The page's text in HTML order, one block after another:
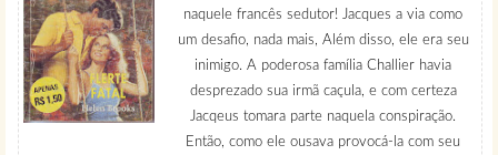
naquele francês sedutor! Jacques a via como
um desafio, nada mais, Além disso, ele era seu
inimigo. A poderosa família Challier havia
desprezado sua irmã caçula, e com certeza
Jacqeus tomara parte naquela conspiração.
Então, como ele ousava provocá-la com seu